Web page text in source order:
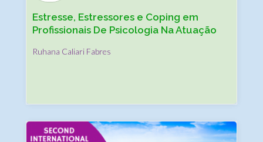
Estresse, Estressores e Coping em
Profissionais De Psicologia Na Atuação
Ruhana Caliari Fabres